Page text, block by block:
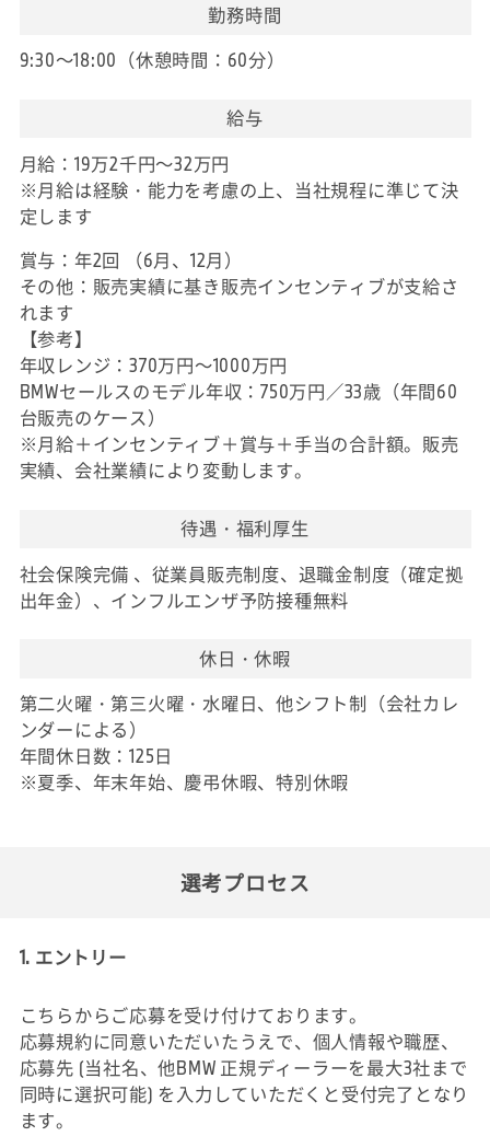
勤務時間
9:30～18:00（休憩時間：60分）
給与
月給：19万2千円～32万円
※月給は経験・能力を考慮の上、当社規程に準じて決
定します
賞与：年2回 （6月、12月）
その他：販売実績に基き販売インセンティブが支給さ
れます
【参考】
年収レンジ：370万円～1000万円
BMWセールスのモデル年収：750万円／33歳（年間60
台販売のケース）
※月給＋インセンティブ＋賞与＋手当の合計額。販売
実績、会社業績により変動します。
待遇・福利厚生
社会保険完備 、従業員販売制度、退職金制度（確定拠
出年金）、インフルエンザ予防接種無料
休日・休暇
第二火曜・第三火曜・水曜日、他シフト制（会社カレ
ンダーによる）
年間休日数：125日
※夏季、年末年始、慶弔休暇、特別休暇
選考プロセス
1. エントリー
こちらからご応募を受け付けております。
応募規約に同意いただいたうえで、個人情報や職歴、
応募先 (当社名、他BMW 正規ディーラーを最大3社まで
同時に選択可能) を入力していただくと受付完了となり
ます。